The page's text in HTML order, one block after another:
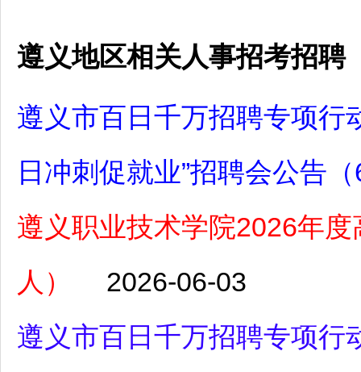
遵义地区相关人事招考招聘
遵义市百日千万招聘专项行
日冲刺促就业”招聘会公告
遵义职业技术学院2026年
人）
2026-06-03
遵义市百日千万招聘专项行